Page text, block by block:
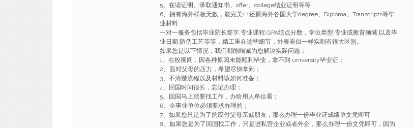
5、在读证明、录取通知书、offer、college结业证明等等
6、拥有海外样板无数，能完美1:1还原海外各国大学degree、Diploma、Transcripts等毕
业材料
一对一服务包括毕业院长签字,专业课程,GPA绩点分数，学位类型,专业或教育领域,以及毕
业日期.防伪工艺等等，精工重在这些细节，外表看似一样实则有很大区别。
如果您是以下情况，我们都能竭诚为您解决实际问题；
1、在校期间，因各种原因未能顺利毕业，拿不到 university毕业证；
2、面对父母的压力，希望尽快拿到；
3、不清楚流程以及材料该如何准备；
4、回国时间很长，忘记办理；
5、回国马上就要找工作，办给用人单位看；
6、企事业单位必须要求办理的；
7、如果您只是为了的应付父母亲戚朋友，那么办理一份毕业证成绩单文凭即可
8、如果您是为了回国找工作，只是进私营企业或者外企，那么办理一份文凭即可，因为